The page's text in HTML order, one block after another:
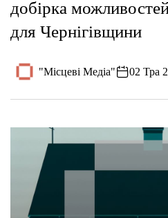
Новини
Інтерв’ю
Тексти
Довідник
Редакційна політика
добірка
для Чернігівщини
"Місцеві Медіа" 02 Тра